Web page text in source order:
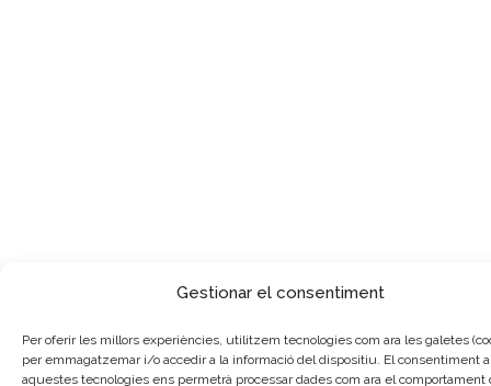
Gestionar el consentiment
Per oferir les millors experiències, utilitzem tecnologies com ara les galetes
per emmagatzemar i/o accedir a la informació del dispositiu. El consentiment a
aquestes tecnologies ens permetrà processar dades com ara el comportament